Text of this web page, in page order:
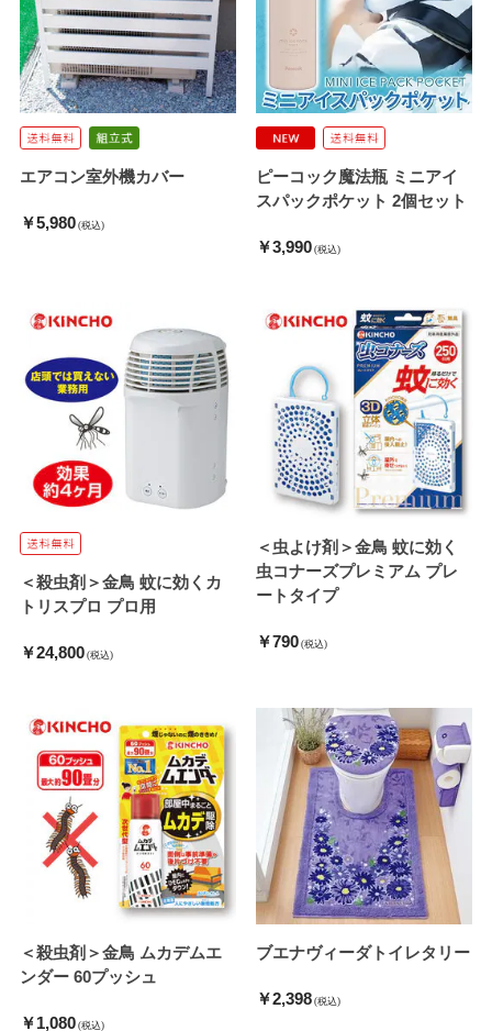
エアコン室外機カバー
￥5,980 (税込)
ピーコック魔法瓶 ミニアイ
スパックポケット 2個セット
￥3,990 (税込)
＜殺虫剤＞金鳥 蚊に効くカ
トリスプロ プロ用
￥24,800 (税込)
＜虫よけ剤＞金鳥 蚊に効く
虫コナーズプレミアム プレ
ートタイプ
￥790 (税込)
＜殺虫剤＞金鳥 ムカデムエ
ンダー 60プッシュ
￥1,080 (税込)
ブエナヴィーダトイレタリー
￥2,398 (税込)